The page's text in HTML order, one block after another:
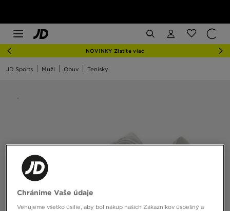
NOVINKY Zistite viac
JD Sports Muži Obuv Tenisky
Chránime Vaše údaje
Venujeme všetko úsilie, aby bol nákup našich Zákazníkov úspešný a